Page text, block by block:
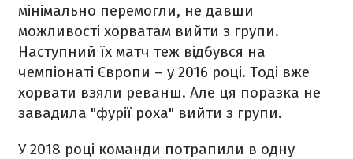
мінімально перемогли, не давши
можливості хорватам вийти з групи.
Наступний їх матч теж відбувся на
чемпіонаті Європи – у 2016 році. Тоді вже
хорвати взяли реванш. Але ця поразка не
завадила "фурії роха" вийти з групи.
У 2018 році команди потрапили в одну